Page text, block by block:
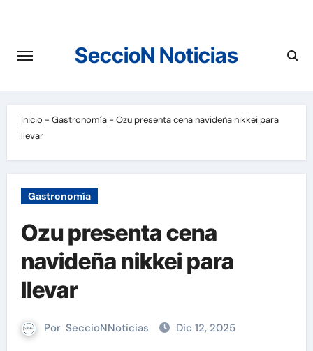
contenido
SeccioN Noticias
Inicio - Gastronomía- Ozu presenta cena navideña nikkei para
llevar
Gastronomía
Ozu presenta cena
navideña nikkei para
llevar
Por SeccioNNoticias Dic 12, 2025